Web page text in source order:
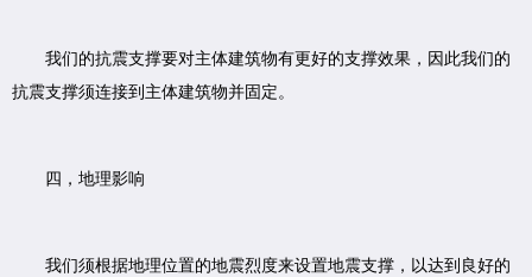
我们的抗震支撑要对主体建筑物有更好的支撑效果，因此我们的
抗震支撑须连接到主体建筑物并固定。
四，地理影响
我们须根据地理位置的地震烈度来设置地震支撑，以达到良好的